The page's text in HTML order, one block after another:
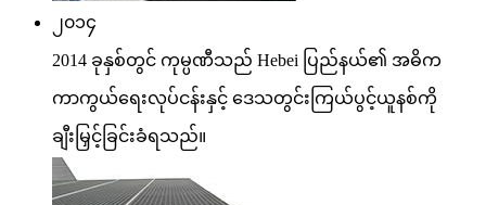
၂၀၁၄
2014 ခုနှစ်တွင် ကုမ္ပဏီသည် Hebei ပြည်နယ်၏ အဓိက
ကာကွယ်ရေးလုပ်ငန်းနှင့် ဒေသတွင်းကြယ်ပွင့်ယူနစ်ကို
ချီးမြှင့်ခြင်းခံရသည်။